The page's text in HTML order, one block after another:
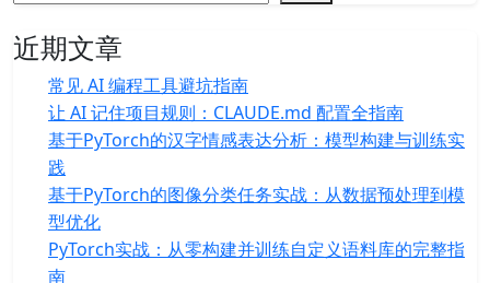
近期文章
常见 AI 编程工具避坑指南
让 AI 记住项目规则：CLAUDE.md 配置全指南
基于PyTorch的汉字情感表达分析：模型构建与训练实
践
基于PyTorch的图像分类任务实战：从数据预处理到模
型优化
PyTorch实战：从零构建并训练自定义语料库的完整指
南